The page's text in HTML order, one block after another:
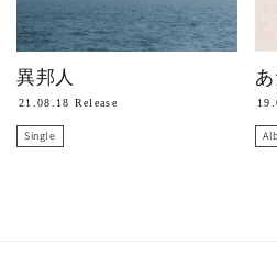
異邦人
21.08.18 Release
Single